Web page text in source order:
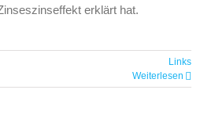
erklärt hat.
Links
Weiterlesen